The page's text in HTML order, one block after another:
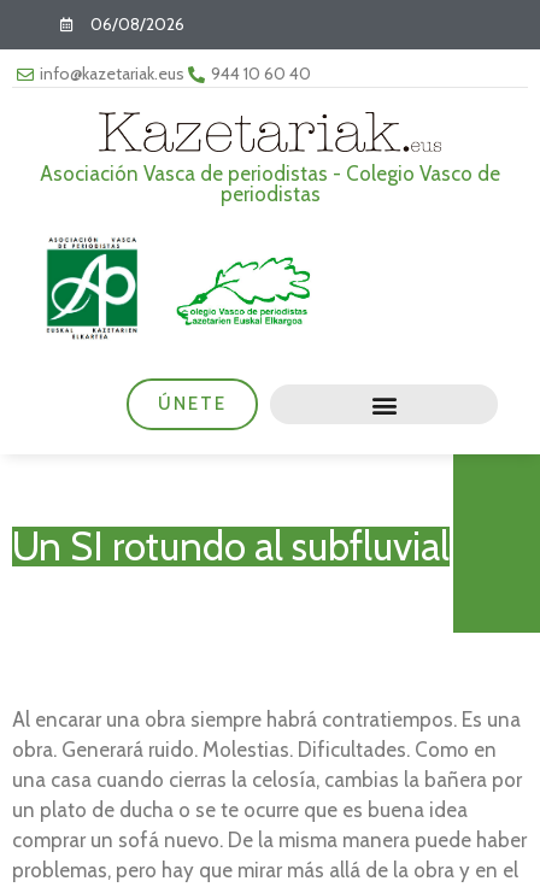
06/08/2026
info@kazetariak.eus 944 10 60 40
Asociación Vasca de periodistas - Colegio Vasco de
periodistas
ÚNETE
Un SI rotundo al subfluvial
Al encarar una obra siempre habrá contratiempos. Es una
obra. Generará ruido. Molestias. Dificultades. Como en
una casa cuando cierras la celosía, cambias la bañera por
un plato de ducha o se te ocurre que es buena idea
comprar un sofá nuevo. De la misma manera puede haber
problemas, pero hay que mirar más allá de la obra y en el